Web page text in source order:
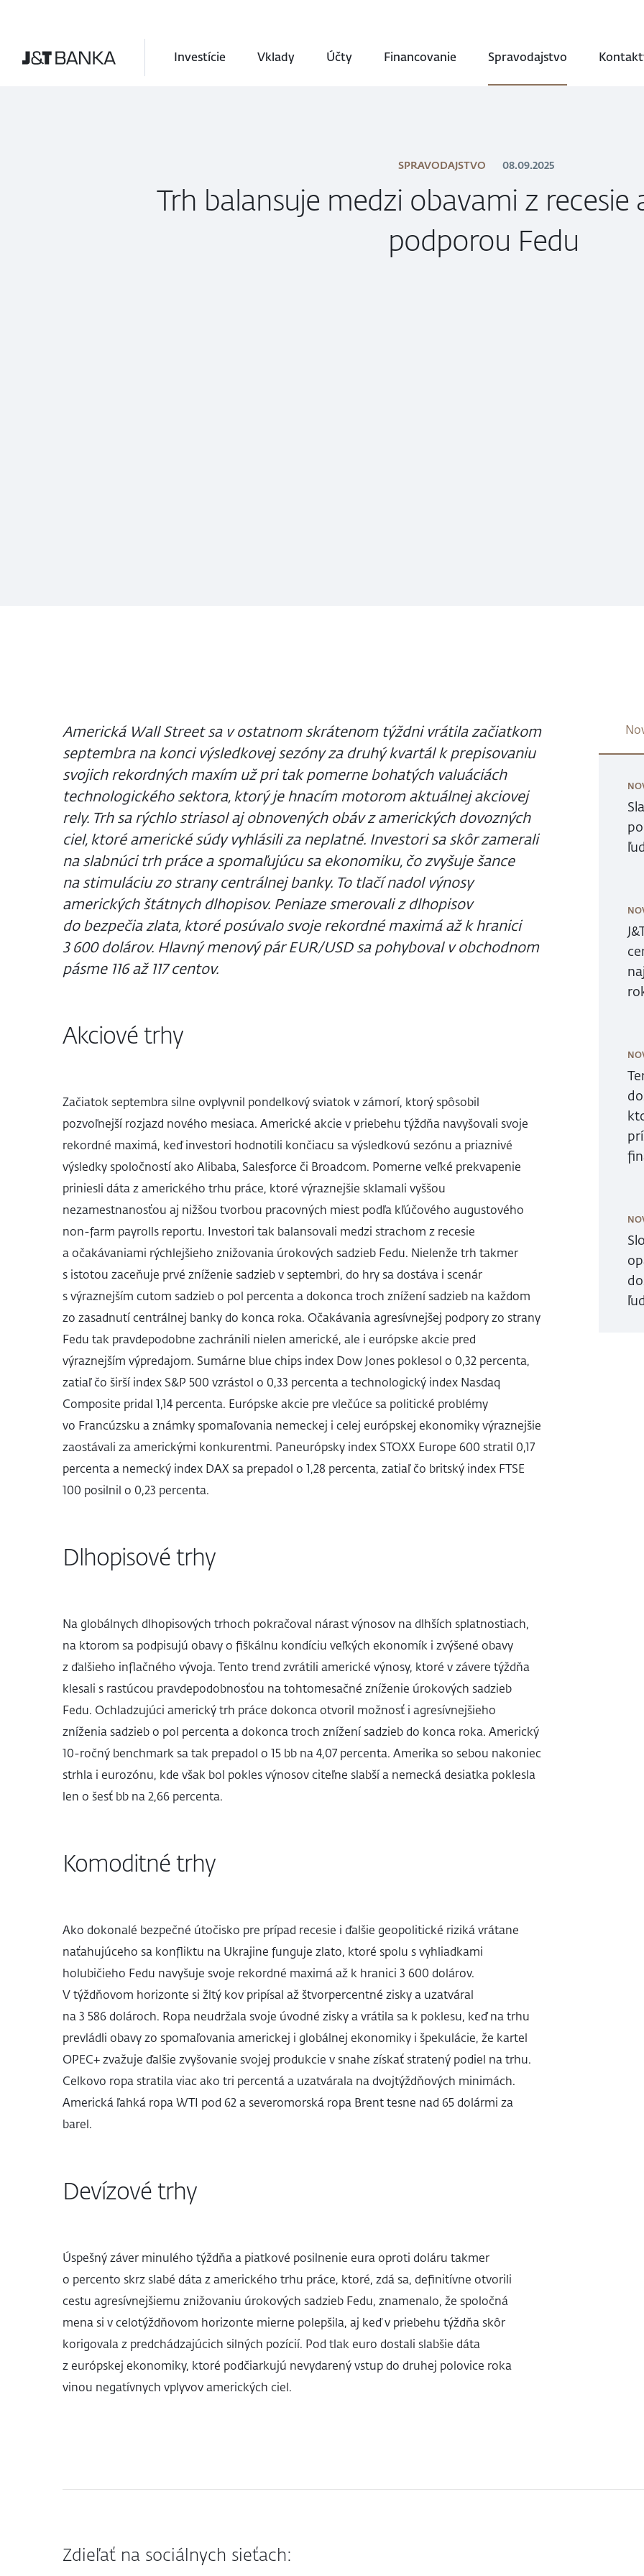
Investície Vklady Účty Financovanie Spravodajstvo
SPRAVODAJSTVO 08.09.2025
Trh balansuje medzi obavami z recesie
podporou Fedu
Americká Wall Street sa v ostatnom skrátenom týždni vrátila začiatkom
septembra na konci výsledkovej sezóny za druhý kvartál k prepisovaniu
svojich rekordných maxím už pri tak pomerne bohatých valuáciách
technologického sektora, ktorý je hnacím motorom aktuálnej akciovej
rely. Trh sa rýchlo striasol aj obnovených obáv z amerických dovozných
ciel, ktoré americké súdy vyhlásili za neplatné. Investori sa skôr zamerali
na slabnúci trh práce a spomaľujúcu sa ekonomiku, čo zvyšuje šance
na stimuláciu zo strany centrálnej banky. To tlačí nadol výnosy
amerických štátnych dlhopisov. Peniaze smerovali z dlhopisov
do bezpečia zlata, ktoré posúvalo svoje rekordné maximá až k hranici
3 600 dolárov. Hlavný menový pár EUR/USD sa pohyboval v obchodnom
pásme 116 až 117 centov.
Akciové trhy
Začiatok septembra silne ovplyvnil pondelkový sviatok v zámorí, ktorý spôsobil
pozvoľnejší rozjazd nového mesiaca. Americké akcie v priebehu týždňa navyšovali svoje
rekordné maximá, keď investori hodnotili končiacu sa výsledkovú sezónu a priaznivé
výsledky spoločností ako Alibaba, Salesforce či Broadcom. Pomerne veľké prekvapenie
priniesli dáta z amerického trhu práce, ktoré výraznejšie sklamali vyššou
nezamestnanosťou aj nižšou tvorbou pracovných miest podľa kľúčového augustového
non-farm payrolls reportu. Investori tak balansovali medzi strachom z recesie
a očakávaniami rýchlejšieho znižovania úrokových sadzieb Fedu. Nielenže trh takmer
s istotou zaceňuje prvé zníženie sadzieb v septembri, do hry sa dostáva i scenár
s výraznejším cutom sadzieb o pol percenta a dokonca troch znížení sadzieb na každom
zo zasadnutí centrálnej banky do konca roka. Očakávania agresívnejšej podpory zo strany
Fedu tak pravdepodobne zachránili nielen americké, ale i európske akcie pred
výraznejším výpredajom. Sumárne blue chips index Dow Jones poklesol o 0,32 percenta,
zatiaľ čo širší index S&P 500 vzrástol o 0,33 percenta a technologický index Nasdaq
Composite pridal 1,14 percenta. Európske akcie pre vlečúce sa politické problémy
vo Francúzsku a známky spomaľovania nemeckej i celej európskej ekonomiky výraznejšie
zaostávali za americkými konkurentmi. Paneurópsky index STOXX Europe 600 stratil 0,17
percenta a nemecký index DAX sa prepadol o 1,28 percenta, zatiaľ čo britský index FTSE
100 posilnil o 0,23 percenta.
Dlhopisové trhy
Na globálnych dlhopisových trhoch pokračoval nárast výnosov na dlhších splatnostiach,
na ktorom sa podpisujú obavy o fiškálnu kondíciu veľkých ekonomík i zvýšené obavy
z ďalšieho inflačného vývoja. Tento trend zvrátili americké výnosy, ktoré v závere týždňa
klesali s rastúcou pravdepodobnosťou na tohtomesačné zníženie úrokových sadzieb
Fedu. Ochladzujúci americký trh práce dokonca otvoril možnosť i agresívnejšieho
zníženia sadzieb o pol percenta a dokonca troch znížení sadzieb do konca roka. Americký
10-ročný benchmark sa tak prepadol o 15 bb na 4,07 percenta. Amerika so sebou nakoniec
strhla i eurozónu, kde však bol pokles výnosov citeľne slabší a nemecká desiatka poklesla
len o šesť bb na 2,66 percenta.
Komoditné trhy
Ako dokonalé bezpečné útočisko pre prípad recesie i ďalšie geopolitické riziká vrátane
naťahujúceho sa konfliktu na Ukrajine funguje zlato, ktoré spolu s vyhliadkami
holubičieho Fedu navyšuje svoje rekordné maximá až k hranici 3 600 dolárov.
V týždňovom horizonte si žltý kov pripísal až štvorpercentné zisky a uzatváral
na 3 586 dolároch. Ropa neudržala svoje úvodné zisky a vrátila sa k poklesu, keď na trhu
prevládli obavy zo spomaľovania americkej i globálnej ekonomiky i špekulácie, že kartel
OPEC+ zvažuje ďalšie zvyšovanie svojej produkcie v snahe získať stratený podiel na trhu.
Celkovo ropa stratila viac ako tri percentá a uzatvárala na dvojtýždňových minimách.
Americká ľahká ropa WTI pod 62 a severomorská ropa Brent tesne nad 65 dolármi za
barel.
Devízové trhy
Úspešný záver minulého týždňa a piatkové posilnenie eura oproti doláru takmer
o percento skrz slabé dáta z amerického trhu práce, ktoré, zdá sa, definitívne otvorili
cestu agresívnejšiemu znižovaniu úrokových sadzieb Fedu, znamenalo, že spoločná
mena si v celotýždňovom horizonte mierne polepšila, aj keď v priebehu týždňa skôr
korigovala z predchádzajúcich silných pozícií. Pod tlak euro dostali slabšie dáta
z európskej ekonomiky, ktoré podčiarkujú nevydarený vstup do druhej polovice roka
vinou negatívnych vplyvov amerických ciel.
Zdieľať na sociálnych sieťach: